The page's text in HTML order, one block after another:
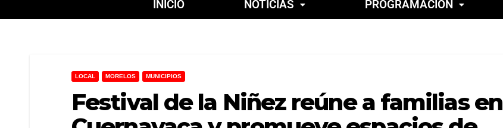
INICIO NOTICIAS PROGRAMACIÓN
LOCAL MORELOS MUNICIPIOS
Festival de la Niñez reúne a familias en